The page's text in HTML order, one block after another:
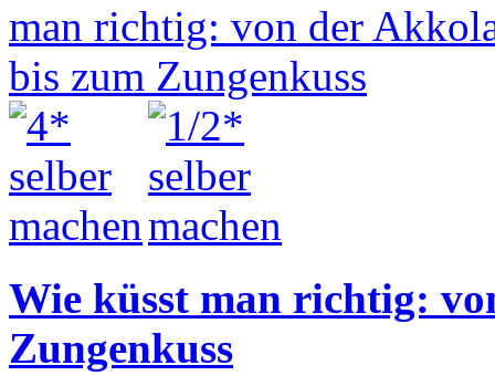
Wie küsst man richtig:
Zungenkuss